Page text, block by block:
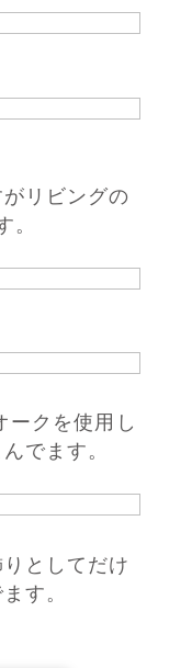
リビングの
。
ークを使用し
でます。
としてだけ
す。